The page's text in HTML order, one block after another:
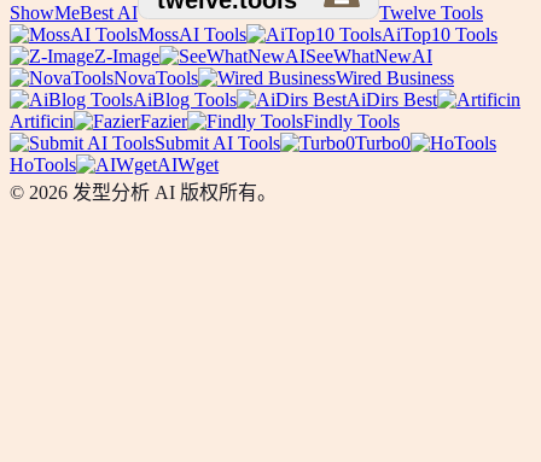
ShowMeBest AI
Twelve Tools
MossAI Tools
AiTop10 Tools
Z-Image
SeeWhatNewAI
NovaTools
Wired Business
AiBlog Tools
AiDirs Best
Artificin
Fazier
Findly Tools
Submit AI Tools
Turbo0
HoTools
AIWget
© 2026 发型分析 AI 版权所有。